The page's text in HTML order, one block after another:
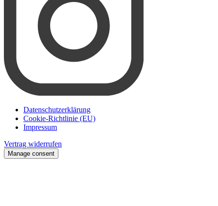
Datenschutzerklärung
Cookie-Richtlinie (EU)
Impressum
Vertrag widerrufen
Manage consent